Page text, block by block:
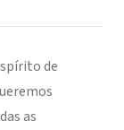
de
as